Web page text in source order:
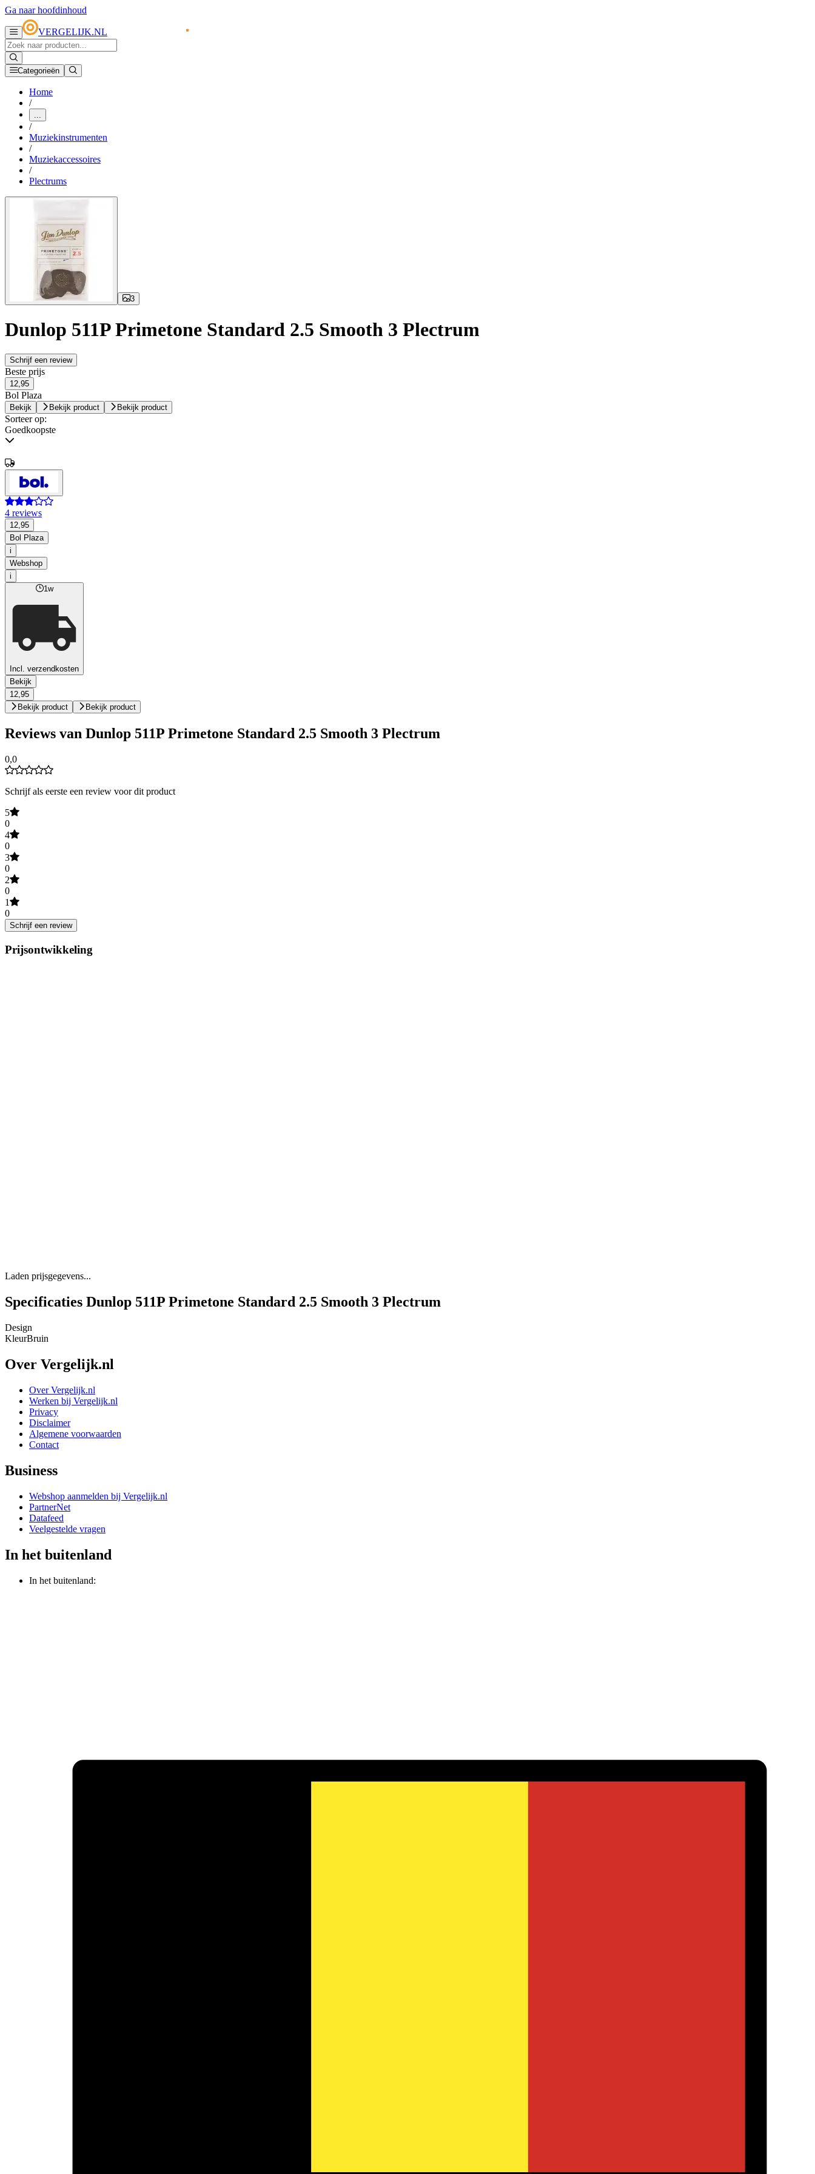
Ga naar hoofdinhoud
VERGELIJK.NL
Categorieën
Home
/
...
/
Muziekinstrumenten
/
Muziekaccessoires
/
Plectrums
3
Dunlop 511P Primetone Standard 2.5 Smooth 3 Plectrum
Schrijf een review
Beste prijs
12,95
Bol Plaza
Bekijk Bekijk product Bekijk product
Sorteer op:
Goedkoopste
4 reviews
12,95
Bol Plaza
i
Webshop
i
1w
Incl. verzendkosten
Bekijk
12,95
Bekijk product
Bekijk product
Reviews van Dunlop 511P Primetone Standard 2.5 Smooth 3 Plectrum
0,0
Schrijf als eerste een review voor dit product
5
0
4
0
3
0
2
0
1
0
Schrijf een review
Prijsontwikkeling
Laden prijsgegevens...
Specificaties Dunlop 511P Primetone Standard 2.5 Smooth 3 Plectrum
Design
KleurBruin
Over Vergelijk.nl
Over Vergelijk.nl
Werken bij Vergelijk.nl
Privacy
Disclaimer
Algemene voorwaarden
Contact
Business
Webshop aanmelden bij Vergelijk.nl
PartnerNet
Datafeed
Veelgestelde vragen
In het buitenland
In het buitenland: